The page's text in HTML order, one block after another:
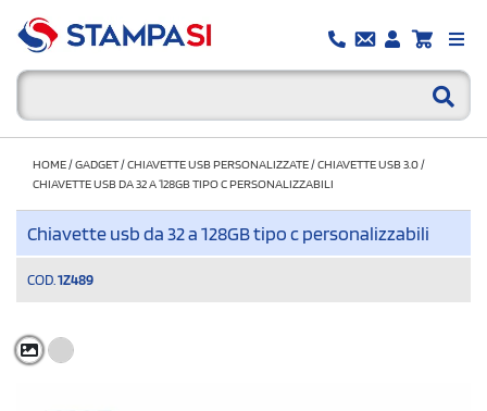
HOME/GADGET/CHIAVETTE USB PERSONALIZZATE/CHIAVETTE USB 3.0/
CHIAVETTE USB DA 32 A 128GB TIPO C PERSONALIZZABILI
Chiavette usb da 32 a 128GB tipo c personalizzabili
COD. 1Z489